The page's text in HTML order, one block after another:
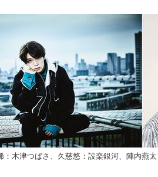
木津つばさ、久慈悠：設楽銀河、 陣内燕